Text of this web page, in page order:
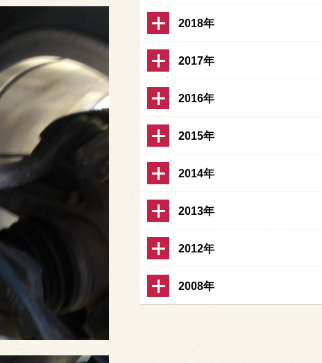
2018年
2017年
2016年
2015年
2014年
2013年
2012年
2008年